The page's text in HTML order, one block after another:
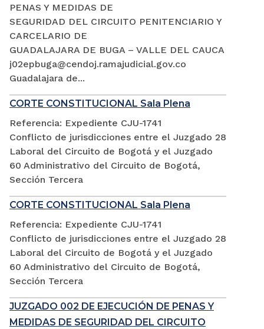
PENAS Y MEDIDAS DE
SEGURIDAD DEL CIRCUITO PENITENCIARIO Y
CARCELARIO DE
GUADALAJARA DE BUGA – VALLE DEL CAUCA
j02epbuga@cendoj.ramajudicial.gov.co
Guadalajara de...
CORTE CONSTITUCIONAL Sala Plena
Referencia: Expediente CJU-1741
Conflicto de jurisdicciones entre el Juzgado 28
Laboral del Circuito de Bogotá y el Juzgado
60 Administrativo del Circuito de Bogotá,
Sección Tercera
CORTE CONSTITUCIONAL Sala Plena
Referencia: Expediente CJU-1741
Conflicto de jurisdicciones entre el Juzgado 28
Laboral del Circuito de Bogotá y el Juzgado
60 Administrativo del Circuito de Bogotá,
Sección Tercera
JUZGADO 002 DE EJECUCIÓN DE PENAS Y
MEDIDAS DE SEGURIDAD DEL CIRCUITO